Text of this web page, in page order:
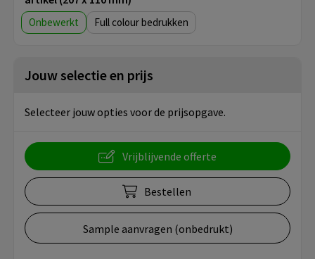
Onbewerkt Full colour
Jouw selectie en prijs
Selecteer jouw opties voor de prijsopgave.
Vrijblijvende offerte
Bestellen
Sample aanvragen (onbedrukt)